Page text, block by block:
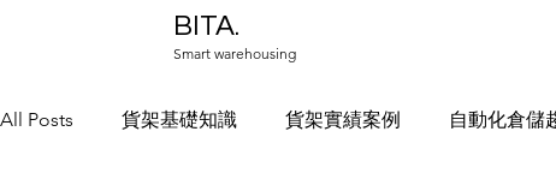
BITA.
Smart warehousing
All Posts 貨架基礎知識 貨架實績案例 自動化倉儲